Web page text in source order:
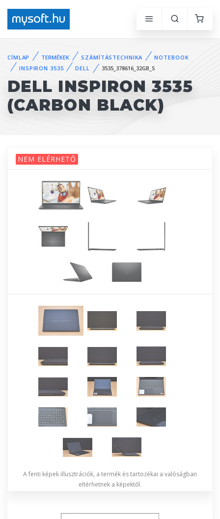
CÍMLAP TERMÉKEK SZÁMÍTÁSTECHNIKA
NOTEBOOK
INSPIRON 3535
DELL 3535_378616_32GB_S
DELL INSPIRON 3535
(CARBON BLACK)
NEM ELÉRHETŐ
A fenti képek illusztrációk, a termék és tartozékai a valóságban
eltérhetnek a képektől.